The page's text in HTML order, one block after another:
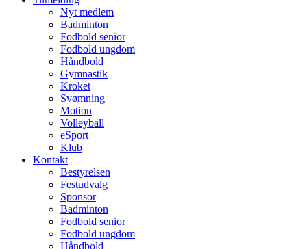
Nyt medlem
Badminton
Fodbold senior
Fodbold ungdom
Håndbold
Gymnastik
Kroket
Svømning
Motion
Volleyball
eSport
Klub
Kontakt
Bestyrelsen
Festudvalg
Sponsor
Badminton
Fodbold senior
Fodbold ungdom
Håndbold